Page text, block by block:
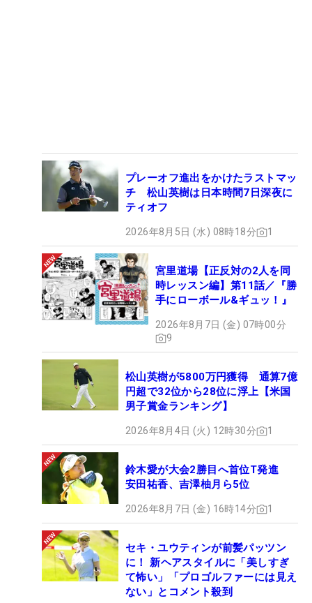
プレーオフ進出をかけたラストマッ
チ 松山英樹は日本時間7日深夜に
ティオフ
2026年8月5日 (水) 08時18分 1
宮里道場【正反対の2人を同
時レッスン編】第11話／『勝
手にローボール&ギュッ！』
2026年8月7日 (金) 07時00分
9
松山英樹が5800万円獲得 通算7億
円超で32位から28位に浮上【米国
男子賞金ランキング】
2026年8月4日 (火) 12時30分 1
鈴木愛が大会2勝目へ首位T発進
安田祐香、吉澤柚月ら5位
2026年8月7日 (金) 16時14分 1
セキ・ユウティンが前髪パッツン
に！ 新ヘアスタイルに「美しすぎ
て怖い」「プロゴルファーには見え
ない」とコメント殺到